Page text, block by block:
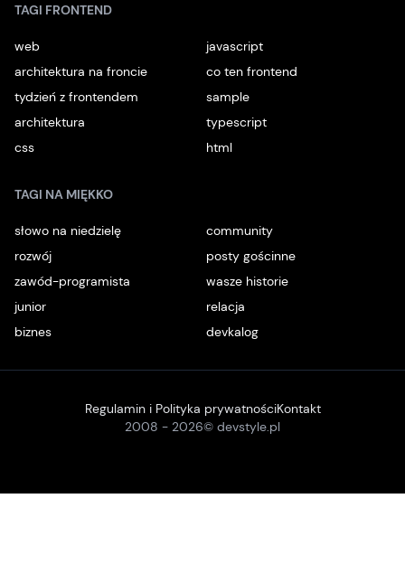
TAGI FRONTEND
web
javascript
architektura na froncie
co ten frontend
tydzień z frontendem
sample
architektura
typescript
css
html
TAGI NA MIĘKKO
słowo na niedzielę
community
rozwój
posty gościnne
zawód-programista
wasze historie
junior
relacja
biznes
devkalog
2008 - 2026© devstyle.pl
Regulamin i Polityka prywatnościKontakt